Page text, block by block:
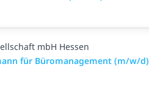
mbH Hessen
für Bü­ro­ma­nage­ment (m/w/d)